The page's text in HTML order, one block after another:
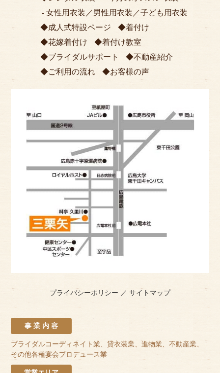
女性用衣装 ／男性用衣装 ／子ども用衣装
成人式特設ページ
着付け
花嫁着付け
着付け教室
ブライダルサポート
不動産紹介
ご利用の流れ
お客様の声
プライバシーポリシー ／ サイトマップ
事 業 内 容
ブライダルコーディネイト業、貸衣装業、進物業、不動産業、
その他各種宴会プロデュース業